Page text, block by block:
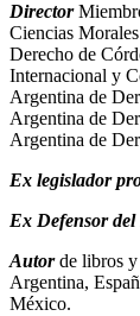
Director
Ciencias
Derecho de
Internacional y
Argentina de
Argentina de
Argentina de
Ex legislador
Ex Defensor del
Autorde libros y
Argentina,
México.